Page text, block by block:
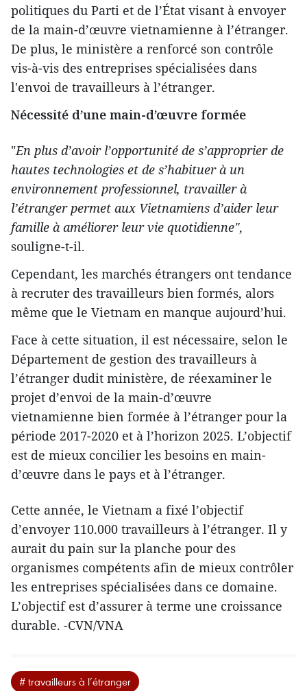
politiques du Parti et de l’État visant à envoyer
de la main-d’œuvre vietnamienne à l’étranger.
De plus, le ministère a renforcé son contrôle
vis-à-vis des entreprises spécialisées dans
l'envoi de travailleurs à l’étranger.
Nécessité d’une main-d’œuvre formée
"En plus d’avoir l’opportunité de s’approprier de
hautes technologies et de s’habituer à un
environnement professionnel, travailler à
l’étranger permet aux Vietnamiens d’aider leur
famille à améliorer leur vie quotidienne",
souligne-t-il.
Cependant, les marchés étrangers ont tendance
à recruter des travailleurs bien formés, alors
même que le Vietnam en manque aujourd’hui.
Face à cette situation, il est nécessaire, selon le
Département de gestion des travailleurs à
l’étranger dudit ministère, de réexaminer le
projet d’envoi de la main-d’œuvre
vietnamienne bien formée à l’étranger pour la
période 2017-2020 et à l’horizon 2025. L’objectif
est de mieux concilier les besoins en main-
d’œuvre dans le pays et à l’étranger.
Cette année, le Vietnam a fixé l’objectif
d’envoyer 110.000 travailleurs à l’étranger. Il y
aurait du pain sur la planche pour des
organismes compétents afin de mieux contrôler
les entreprises spécialisées dans ce domaine.
L’objectif est d’assurer à terme une croissance
durable. -CVN/VNA
# travailleurs à l’étranger